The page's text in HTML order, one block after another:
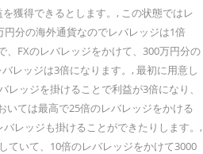
獲得できるとします。, この状態ではレ
分の海外通貨なのでレバレッジは1倍
、FXのレバレッジをかけて、300万円分の
レッジは3倍になります。, 最初に用意し
レッジを掛けることで利益が3倍になり、
いては最高で25倍のレバレッジをかける
レッジも掛けることができたりします。,
ていて、10倍のレバレッジをかけて3000